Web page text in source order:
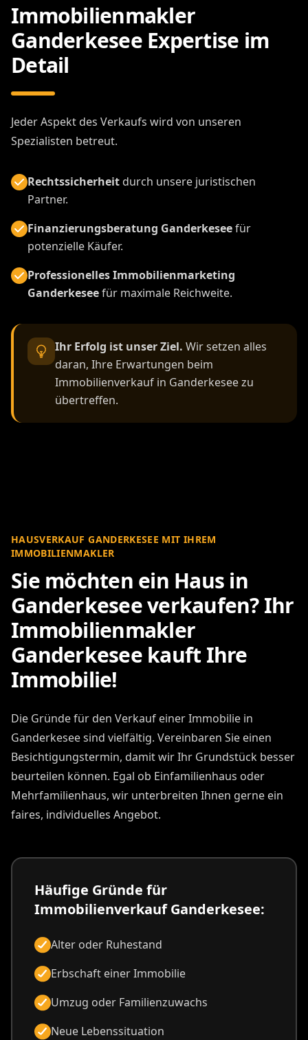
Immobilienmakler
Ganderkesee Expertise im
Detail
Jeder Aspekt des Verkaufs wird von unseren
Spezialisten betreut.
Rechtssicherheitdurch unsere juristischen
Partner.
Finanzierungsberatung Ganderkeseefür
potenzielle Käufer.
Professionelles Immobilienmarketing
Ganderkeseefür maximale Reichweite.
Ihr Erfolg ist unser Ziel. Wir setzen alles
daran, Ihre Erwartungen beim
Immobilienverkauf in Ganderkesee zu
übertreffen.
HAUSVERKAUF GANDERKESEE MIT IHREM
IMMOBILIENMAKLER
Sie möchten ein Haus in
Ganderkesee verkaufen? Ihr
Immobilienmakler
Ganderkesee kauft Ihre
Immobilie!
Die Gründe für den Verkauf einer Immobilie in
Ganderkesee sind vielfältig. Vereinbaren Sie einen
Besichtigungstermin, damit wir Ihr Grundstück besser
beurteilen können. Egal ob Einfamilienhaus oder
Mehrfamilienhaus, wir unterbreiten Ihnen gerne ein
faires, individuelles Angebot.
Häufige Gründe für
Immobilienverkauf Ganderkesee:
Alter oder Ruhestand
Erbschaft einer Immobilie
Umzug oder Familienzuwachs
Neue Lebenssituation